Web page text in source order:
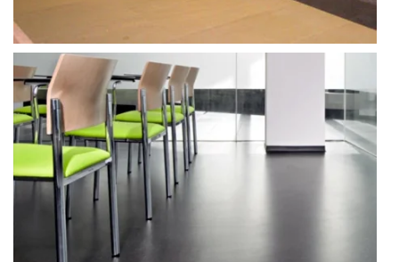
w obiektach użyteczności publicznej, gdzie dbałość
o środowisko naturalne jest szczególnie istotna.
W przeciwieństwie do sztucznych wykładzin elastycznych,
wykładziny kauczukowe nie zawierają szkodliwych
substancji, co przekłada się na lepszą jakość powietrza
w pomieszczeniach, w których są stosowane.
Kluczowym elementem, który wpływa na wyjątkowe
właściwości wykładzin kauczukowych, jest proces
wulkanizacji kauczuku, przeprowadzany w wysokiej
temperaturze. To właśnie dzięki niemu, wykładziny
kauczukowe stają się niezwykle wytrzymałe i odporne na
ścieranie, a jednocześnie elastyczne i komfortowe
w użytkowaniu.